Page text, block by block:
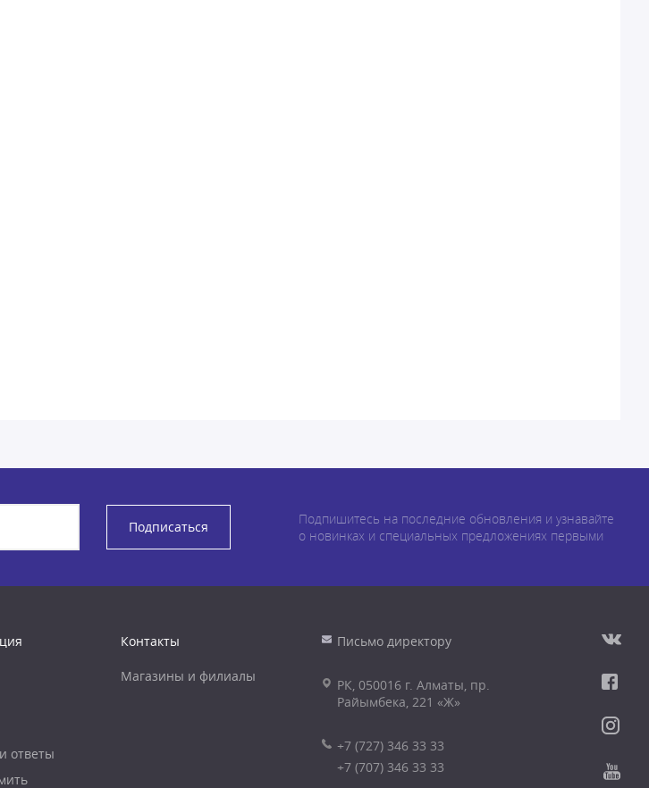
Подписаться
Подпишитесь на последние обновления и узнавайте
о новинках и специальных предложениях первыми
ответы
Контакты
Магазины и филиалы
Письмо директору
РК, 050016 г. Алматы, пр.
Райымбека, 221 «Ж»
+7 (727) 346 33 33
+7 (707) 346 33 33